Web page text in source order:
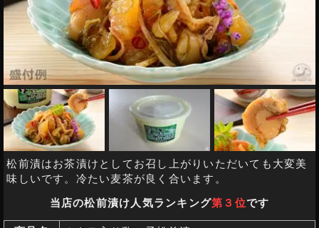
松前漬はお茶漬けとしてお召し上がりいただいても大変美
味しいです。冷たい麦茶が良く合います。
当店の松前漬け人気ランキング第３位です